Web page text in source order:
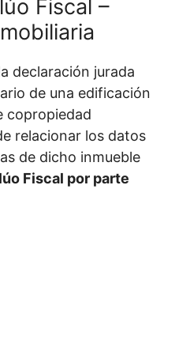
declaración jurada
de una edificación
copropiedad
relacionar los datos
de dicho inmueble
Fiscal por parte